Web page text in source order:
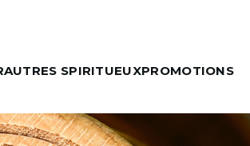
AUTRES SPIRITUEUXPROMOTIONS